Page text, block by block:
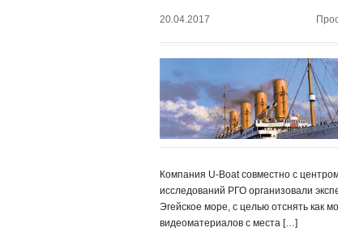
20.04.2017
Компания U-Boat совместно с
исследований РГО организовали
Эгейское море, с целью отснять как
видеоматериалов с места […]